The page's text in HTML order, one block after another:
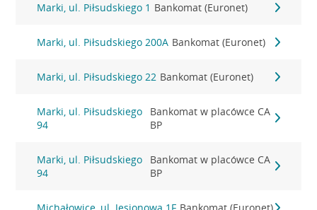
Marki, ul. Piłsudskiego 1 Bankomat (Euronet)
Marki, ul. Piłsudskiego 200A Bankomat (Euronet)
Marki, ul. Piłsudskiego 22 Bankomat (Euronet)
Marki, ul. Piłsudskiego
94
Bankomat w placówce CA
BP
Marki, ul. Piłsudskiego
94
Bankomat w placówce CA
BP